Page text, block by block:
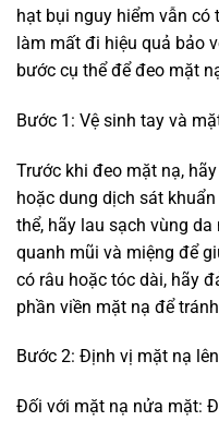
hạt bụi nguy hiểm vẫn có
làm mất đi hiệu quả bảo
bước cụ thể để đeo mặt
Bước 1: Vệ sinh tay và
Trước khi đeo mặt nạ,
hoặc dung dịch sát
thể, hãy lau sạch vùng
quanh mũi và miệng để
có râu hoặc tóc dài, hãy
phần viền mặt nạ để
Bước 2: Định vị mặt nạ
Đối với mặt nạ nửa mặt: